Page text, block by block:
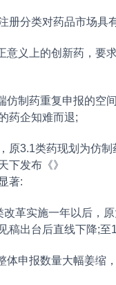
分类对药品市场具
意义上的创新药，要
仿制药重复申报的空
药企知难而退;
原3.1类药现划为仿
下发布《》
著:
改革实施一年以后，
稿出台后直线下降;至
体申报数量大幅姜缩